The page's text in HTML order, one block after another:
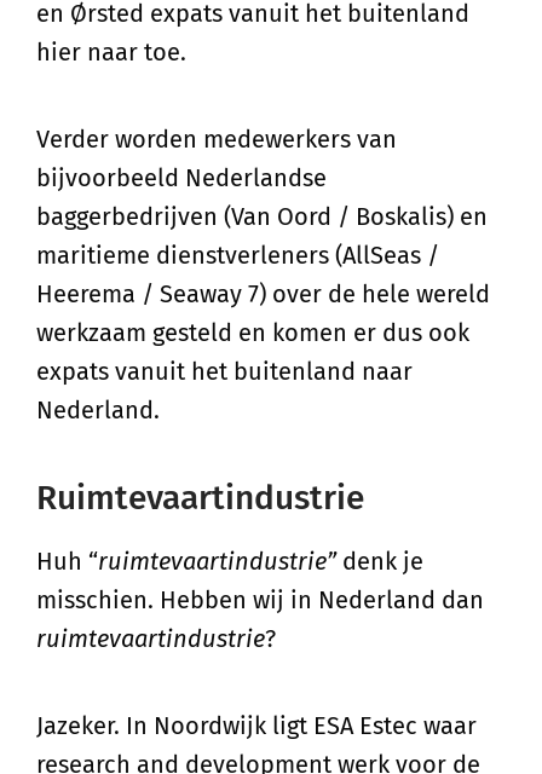
en Ørsted expats vanuit het buitenland
hier naar toe.
Verder worden medewerkers van
bijvoorbeeld Nederlandse
baggerbedrijven (Van Oord / Boskalis) en
maritieme dienstverleners (AllSeas /
Heerema / Seaway 7) over de hele wereld
werkzaam gesteld en komen er dus ook
expats vanuit het buitenland naar
Nederland.
Ruimtevaartindustrie
Huh “ruimtevaartindustrie”denk je
misschien. Hebben wij in Nederland dan
ruimtevaartindustrie?
Jazeker. In Noordwijk ligt ESA Estec waar
research and development werk voor de